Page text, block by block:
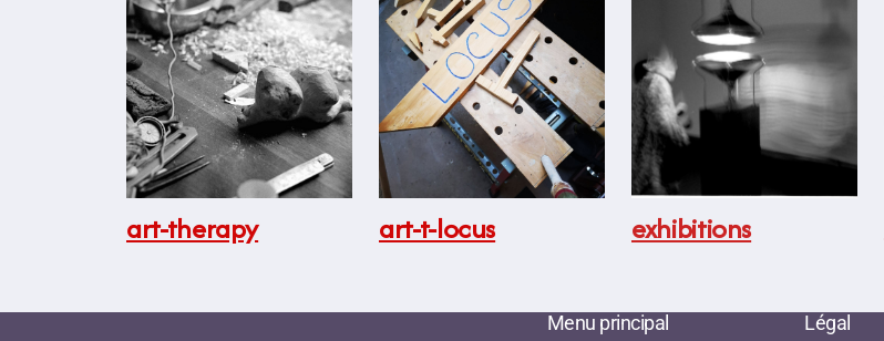
art-therapy art-t-locus exhibitions
Menu principal Légal